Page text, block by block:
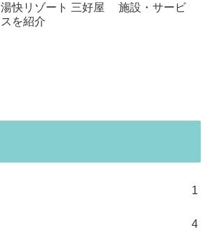
湯快リゾート 三好屋 施設・サービ
スを紹介
1
4